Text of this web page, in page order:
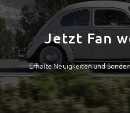
Jetzt Fan
Erhalte Neuigkeiten und